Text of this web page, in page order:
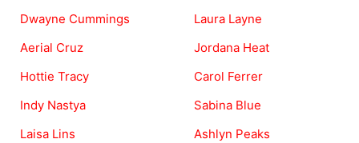
Dwayne Cummings
Aerial Cruz
Hottie Tracy
Indy Nastya
Laisa Lins
Laura Layne
Jordana Heat
Carol Ferrer
Sabina Blue
Ashlyn Peaks